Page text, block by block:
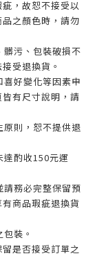
，故恕不接受以
之顏色時，請勿
污、包裝破損不
受退換貨。
好變化等因素申
有尺寸說明，請
則，恕不提供退
酌收150元運
務必完整保留預
商品瑕疵退換貨
裝。
是否接受訂單之